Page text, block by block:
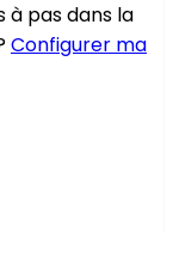
à pas dans la
Configurer ma